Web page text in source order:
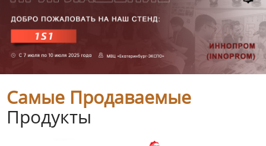
Самые Продаваемые
Продукты